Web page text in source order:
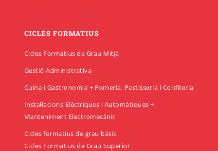
CICLES FORMATIUS
Cicles Formatius de Grau Mitjà
Gestió Administrativa
Cuina i Gastronomia + Forneria, Pastisseria i Confiteria
Instal·lacions Elèctriques i Automàtiques +
Manteniment Electromecànic
Cicles formatius de grau bàsic
Cicles Formatius de Grau Superior